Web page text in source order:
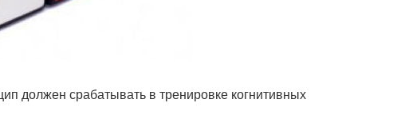
должен срабатывать в тренировке когнитивных